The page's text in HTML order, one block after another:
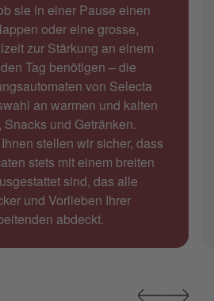
sie in einer Pause einen
oder eine grosse,
zur Stärkung an einem
Tag benötigen – die
von Selecta
an warmen und kalten
Snacks und Getränken.
stellen wir sicher, dass
stets mit einem breiten
sind, das alle
und Vorlieben Ihrer
abdeckt.